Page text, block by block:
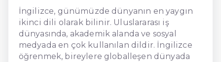
İngilizce, günümüzde dünyanın en yaygın
ikinci dili olarak bilinir. Uluslararası iş
dünyasında, akademik alanda ve sosyal
medyada en çok kullanılan dildir. İngilizce
öğrenmek, bireylere globalleşen dünyada